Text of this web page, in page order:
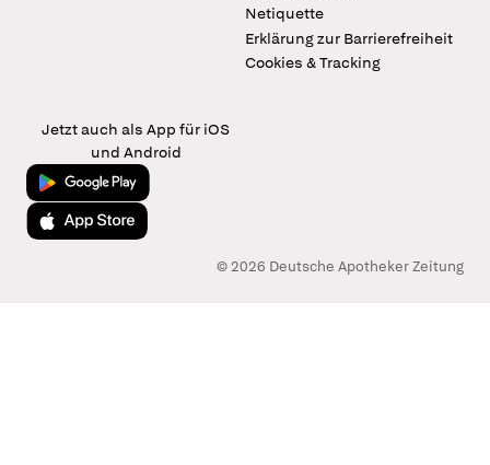
Netiquette
Erklärung zur Barrierefreiheit
Cookies & Tracking
Jetzt auch als App für iOS
und Android
Jetzt bei Google Play
Laden im App Store
© 2026 Deutsche Apotheker Zeitung